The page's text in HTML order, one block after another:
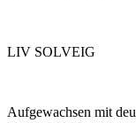
LIV SOLVEIG
Aufgewachsen mit